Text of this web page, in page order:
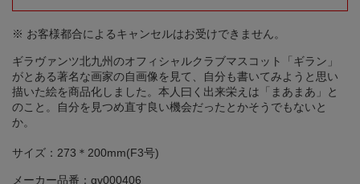
※ お客様都合によるキャンセルはお受けできません。
ギラヴァンツ北九州のオフィシャルクラブマスコット「ギラン」
がとある著名な画家の自画像を見て、自分も書いてみようと思い
描いた絵を商品化しました。本人曰く出来栄えは「まあまあ」と
のこと。自分を見つめ直す良い機会だったとかそうでもないと
か。
サイズ：273＊200mm(F3号)
メーカー品番：gv000406